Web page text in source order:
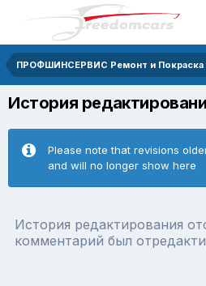
История
Please note that revisions
and will no longer show here
История редактирования
комментарий был